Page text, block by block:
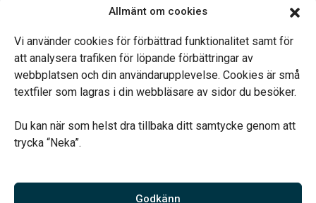
Allmänt om cookies
Vi använder cookies för förbättrad funktionalitet samt för
att analysera trafiken för löpande förbättringar av
webbplatsen och din användarupplevelse. Cookies är små
textfiler som lagras i din webbläsare av sidor du besöker.
Du kan när som helst dra tillbaka ditt samtycke genom att
trycka “Neka”.
Godkänn
Lunchstängt 12.00–13.00
Telefonjour dygnet runt